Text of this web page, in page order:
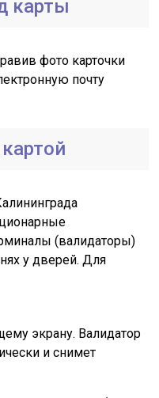
карты
фото карточки
почту
(валидаторы)
у дверей. Для
экрану. Валидатор
и снимет